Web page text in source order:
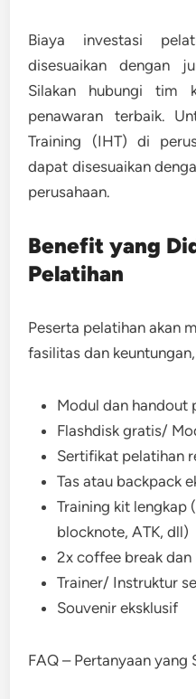
Biaya investasi
disesuaikan dengan
Silakan hubungi tim
penawaran terbaik.
Training (IHT) di
dapat disesuaikan
perusahaan.
Benefit yang
Pelatihan
Peserta pelatihan akan
fasilitas dan
Modul dan handout
Flashdisk gratis/
Sertifikat pelatihan
Tas atau backpack
Training kit lengkap
blocknote, ATK, dll)
2x coffee break dan
Trainer/ Instruktur
Souvenir eksklusif
FAQ – Pertanyaan yang